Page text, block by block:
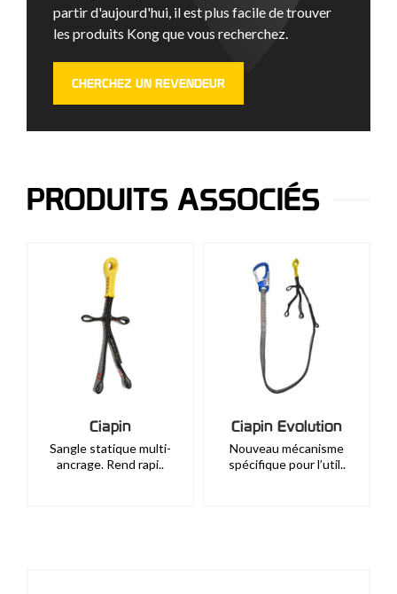
partir d'aujourd'hui, il est plus facile de trouver
les produits Kong que vous recherchez.
CHERCHEZ UN REVENDEUR
PRODUITS ASSOCIÉS
Ciapin
Sangle statique multi-
ancrage. Rend rapi..
Ciapin Evolution
Nouveau mécanisme
spécifique pour l’util..